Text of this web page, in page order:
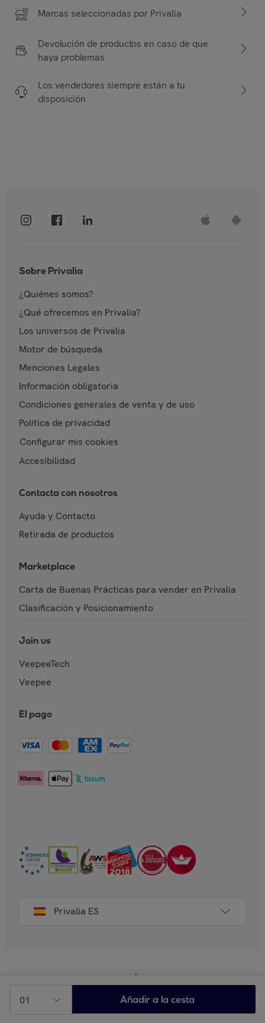
Marcas seleccionadas por Privalia
Devolución de productos en caso de que
haya problemas
Los vendedores siempre están a tu
disposición
01 Añadir a la cesta
Sobre Privalia
¿Quiénes somos?
¿Qué ofrecemos en Privalia?
Los universos de Privalia
Motor de búsqueda
Menciones Legales
Información obligatoria
Condiciones generales de venta y de uso
Política de privacidad
Configurar mis cookies
Accesibilidad
Contacta con nosotros
Ayuda y Contacto
Retirada de productos
Marketplace
Carta de Buenas Prácticas para vender en Privalia
Clasificación y Posicionamiento
Join us
VeepeeTech
Veepee
El pago
Privalia ES